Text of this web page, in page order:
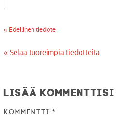
« Edellinen tiedote
« Selaa tuoreimpia tiedotteita
Lisää kommenttisi
Kommentti *